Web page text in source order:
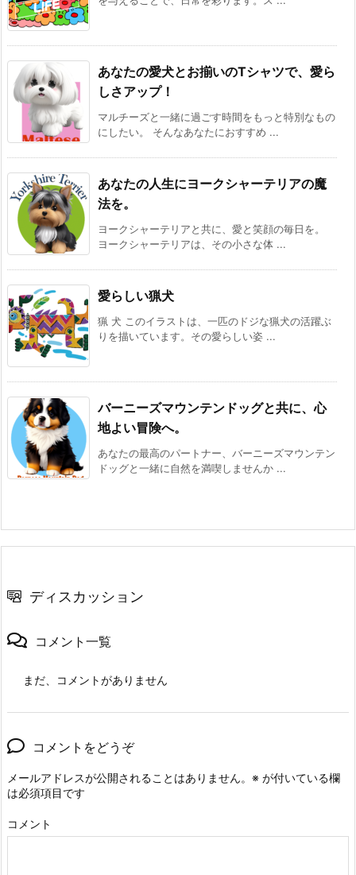
あなたの愛犬とお揃いのTシャツで、愛ら
しさアップ！
マルチーズと一緒に過ごす時間をもっと特別なもの
にしたい。 そんなあなたにおすすめ ...
あなたの人生にヨークシャーテリアの魔
法を。
ヨークシャーテリアと共に、愛と笑顔の毎日を。
ヨークシャーテリアは、その小さな体 ...
愛らしい猟犬
猟 犬 このイラストは、一匹のドジな猟犬の活躍ぶ
りを描いています。その愛らしい姿 ...
バーニーズマウンテンドッグと共に、心
地よい冒険へ。
あなたの最高のパートナー、バーニーズマウンテン
ドッグと一緒に自然を満喫しませんか ...
ディスカッション
コメント一覧
まだ、コメントがありません
コメントをどうぞ
メールアドレスが公開されることはありません。 ※ が付いている欄
は必須項目です
コメント